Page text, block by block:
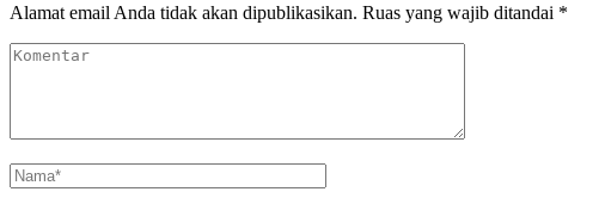
Alamat email Anda tidak akan dipublikasikan. Ruas yang wajib ditandai *